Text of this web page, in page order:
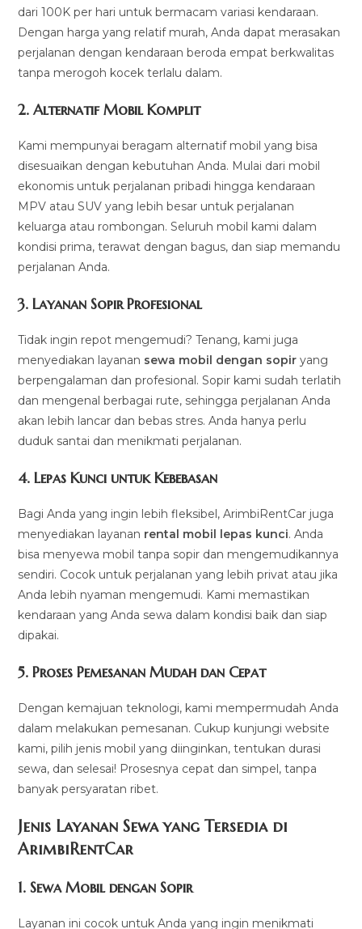
dari 100K per hari untuk bermacam variasi kendaraan.
Dengan harga yang relatif murah, Anda dapat merasakan
perjalanan dengan kendaraan beroda empat berkwalitas
tanpa merogoh kocek terlalu dalam.
2. Alternatif Mobil Komplit
Kami mempunyai beragam alternatif mobil yang bisa
disesuaikan dengan kebutuhan Anda. Mulai dari mobil
ekonomis untuk perjalanan pribadi hingga kendaraan
MPV atau SUV yang lebih besar untuk perjalanan
keluarga atau rombongan. Seluruh mobil kami dalam
kondisi prima, terawat dengan bagus, dan siap memandu
perjalanan Anda.
3.Layanan Sopir Profesional
Tidak ingin repot mengemudi? Tenang, kami juga
menyediakan layanan sewa mobil dengan sopir yang
berpengalaman dan profesional. Sopir kami sudah terlatih
dan mengenal berbagai rute, sehingga perjalanan Anda
akan lebih lancar dan bebas stres. Anda hanya perlu
duduk santai dan menikmati perjalanan.
4.Lepas Kunci untuk Kebebasan
Bagi Anda yang ingin lebih fleksibel, ArimbiRentCar juga
menyediakan layanan rental mobil lepas kunci. Anda
bisa menyewa mobil tanpa sopir dan mengemudikannya
sendiri. Cocok untuk perjalanan yang lebih privat atau jika
Anda lebih nyaman mengemudi. Kami memastikan
kendaraan yang Anda sewa dalam kondisi baik dan siap
dipakai.
5.Proses Pemesanan Mudah dan Cepat
Dengan kemajuan teknologi, kami mempermudah Anda
dalam melakukan pemesanan. Cukup kunjungi website
kami, pilih jenis mobil yang diinginkan, tentukan durasi
sewa, dan selesai! Prosesnya cepat dan simpel, tanpa
banyak persyaratan ribet.
Jenis Layanan Sewa yang Tersedia di
ArimbiRentCar
1.Sewa Mobil dengan Sopir
Layanan ini cocok untuk Anda yang ingin menikmati